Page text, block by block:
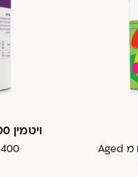
קפליות המכילות תמצית שום מ Aged
ויטמין D-400 כמוסות רכות
400 יחב״ל ויטמין D3